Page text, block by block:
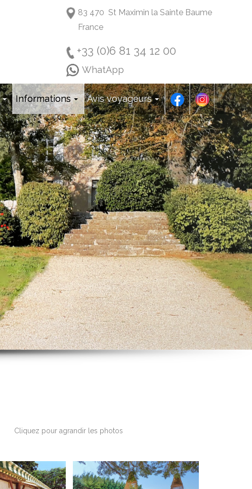
83 470 St Maximin la Sainte Baume
France
+33 (0)6 81 34 12 00
WhatApp
Informations Avis voyageurs
Cliquez pour agrandir les photos